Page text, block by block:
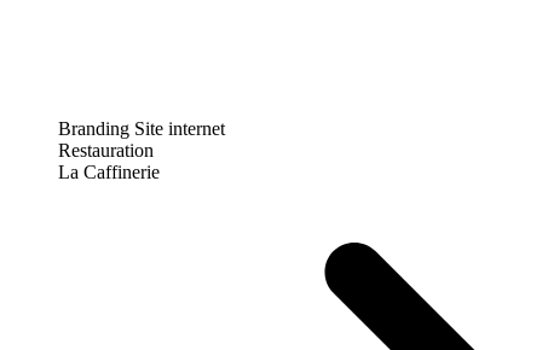
Branding Site internet
Restauration
La Caffinerie